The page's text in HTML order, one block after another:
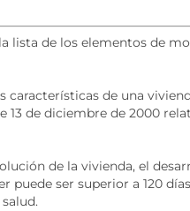
lista de los elementos de
características de una
13 de diciembre de 2000
de la vivienda, el
puede ser superior a 120